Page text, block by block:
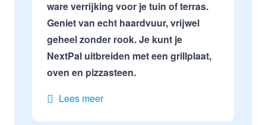
ware verrijking voor je tuin of terras.
Geniet van echt haardvuur, vrijwel
geheel zonder rook. Je kunt je
NextPal uitbreiden met een grillplaat,
oven en pizzasteen.
Lees meer